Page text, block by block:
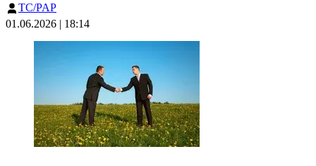
TC/PAP
01.06.2026 | 18:14